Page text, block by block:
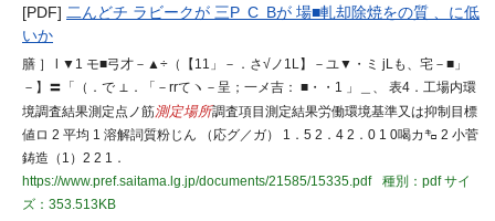
[PDF] 二んどチ ラビークが 三P C Bが 場■軋却除焼をの質 、に低
いか
膳 ］ l ▼1 モ■弓才－▲÷（【11」－．さ√ノ1L】－ユ▼・ミ jLも、宅－■」
－】〓「（．で ⊥．「－rrてヽ－呈；一メ吉： ■・・1 」＿、 表4．工場内環
境調査結果測定点ノ筋測定場所調査項目測定結果労働環境基準又は抑制目標
値ロ 2 平均 1 溶解詞質粉じん （応グ／ガ） 1．5 2．4 2．0 1 0喝カ㌔ 2 小菅
鋳造（1）2 2 1．
https://www.pref.saitama.lg.jp/documents/21585/15335.pdf
種別：pdfサイ
ズ：353.513KB